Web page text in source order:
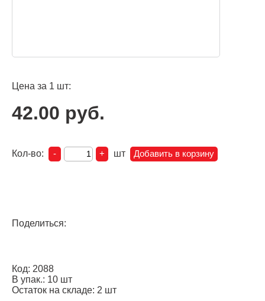
Цена за 1 шт:
42.00 руб.
Кол-во: шт
Поделиться:
Код: 2088
В упак.: 10 шт
Остаток на складе: 2 шт